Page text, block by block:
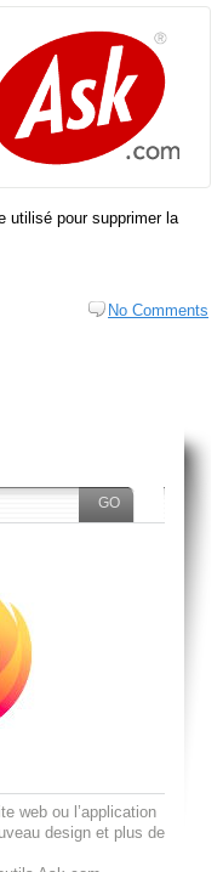
utilisé pour supprimer la
No Comments
web ou l’application
design et plus de